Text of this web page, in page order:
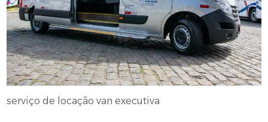
serviço de locação van executiva